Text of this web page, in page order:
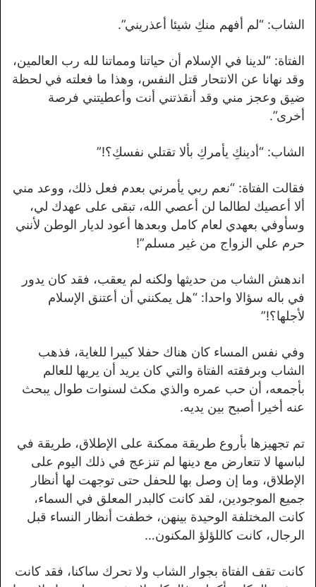
الشاب: “لم أفهم منكِ شيئا أعذريني”.
الفتاة: “لدينا في الإسلام أن حياتنا ومماتنا لله رب العالمين،
وقد نهانا عن الانتحار قتل النفس، وهذا ما فعلته في لحظة
ضيق وعجز مني وقد أنقذتني أنت وأعطيتني فرصة
أخرى”.
الشاب: “أدينكِ يأمركِ بألا تقتلي نفسكِ؟!”
فقالت الفتاة: “نعم ربي يأمرني بعدم فعل ذلك، ووعد مني
ألا أعصيك لطالما لن أعصي الله، تبقى على عهدك لي،
وسأوفي بعهدي لعام كامل وبعدها أعود لديار الوطن لأنني
حرم علي الزواج من غير مسلم”!
اندهش الشاب من حديثها ولكنه لم يعقب، فقد كان يدور
في باله سؤالا واحدا: “هل يمكنني أن أعتنق الإسلام
لأجلها؟!”
وفي نفس المساء كان هناك حفلا كبيرا للغاية، فذهب
الشاب وبرفقته الفتاة والتي كان يريد أن يريها للعالم
بأجمعه، أن حب عمره والذي مكث لسنوات طوال يبحث
عنه أخيرا أصبح بين يديه.
تم تجهيزها بأروع طريقة ممكنة على الإطلاق، طريقة في
لباسها لا تتعارض مع دينها لم تنزعج في ذلك اليوم على
الإطلاق، وما إن وصل بها للحفل حتى توجهت لها أنظار
جميع الموجودين، لقد كانت كالبدر المعلق في السماء،
كانت المختلفة الوحيدة بينهن، خطفت أنظار النساء قبل
الرجال، كانت كاللؤلؤ المكنون…
كانت تقف الفتاة بجوار الشاب ولا تحرك ساكنا، فقد كانت